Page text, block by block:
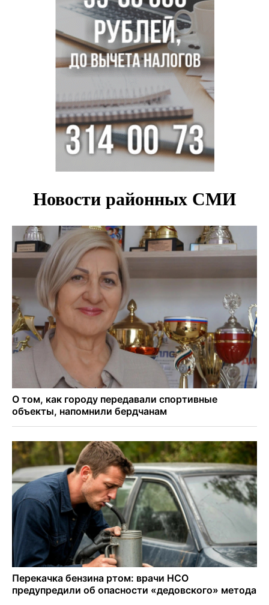
Новосибирские хирурги спасли сердце восьмиклассницы
с донорским клапаном